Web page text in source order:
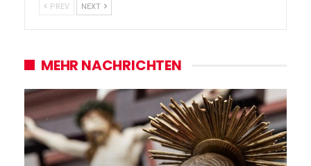
PREV NEXT
MEHR NACHRICHTEN